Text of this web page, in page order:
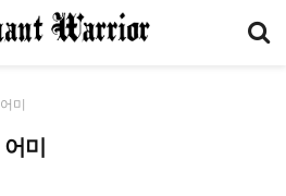
미
미